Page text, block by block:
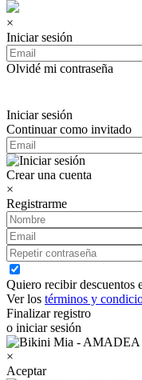
×
Iniciar sesión
Olvidé mi contraseña
Iniciar sesión
Continuar como invitado
Crear una cuenta
×
Registrarme
Quiero recibir descuentos
Ver los términos y
Finalizar registro
o iniciar sesión
×
Aceptar